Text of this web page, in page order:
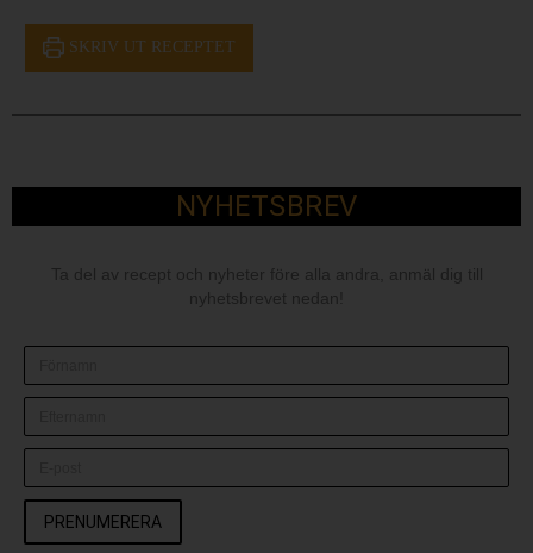
SKRIV UT RECEPTET
NYHETSBREV
Ta del av recept och nyheter före alla andra, anmäl dig till
nyhetsbrevet nedan!
PRENUMERERA